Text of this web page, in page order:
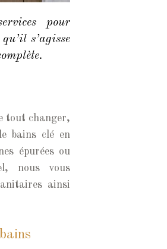
pour
s’agisse
tout changer,
bains clé en
épurées ou
nous vous
ainsi